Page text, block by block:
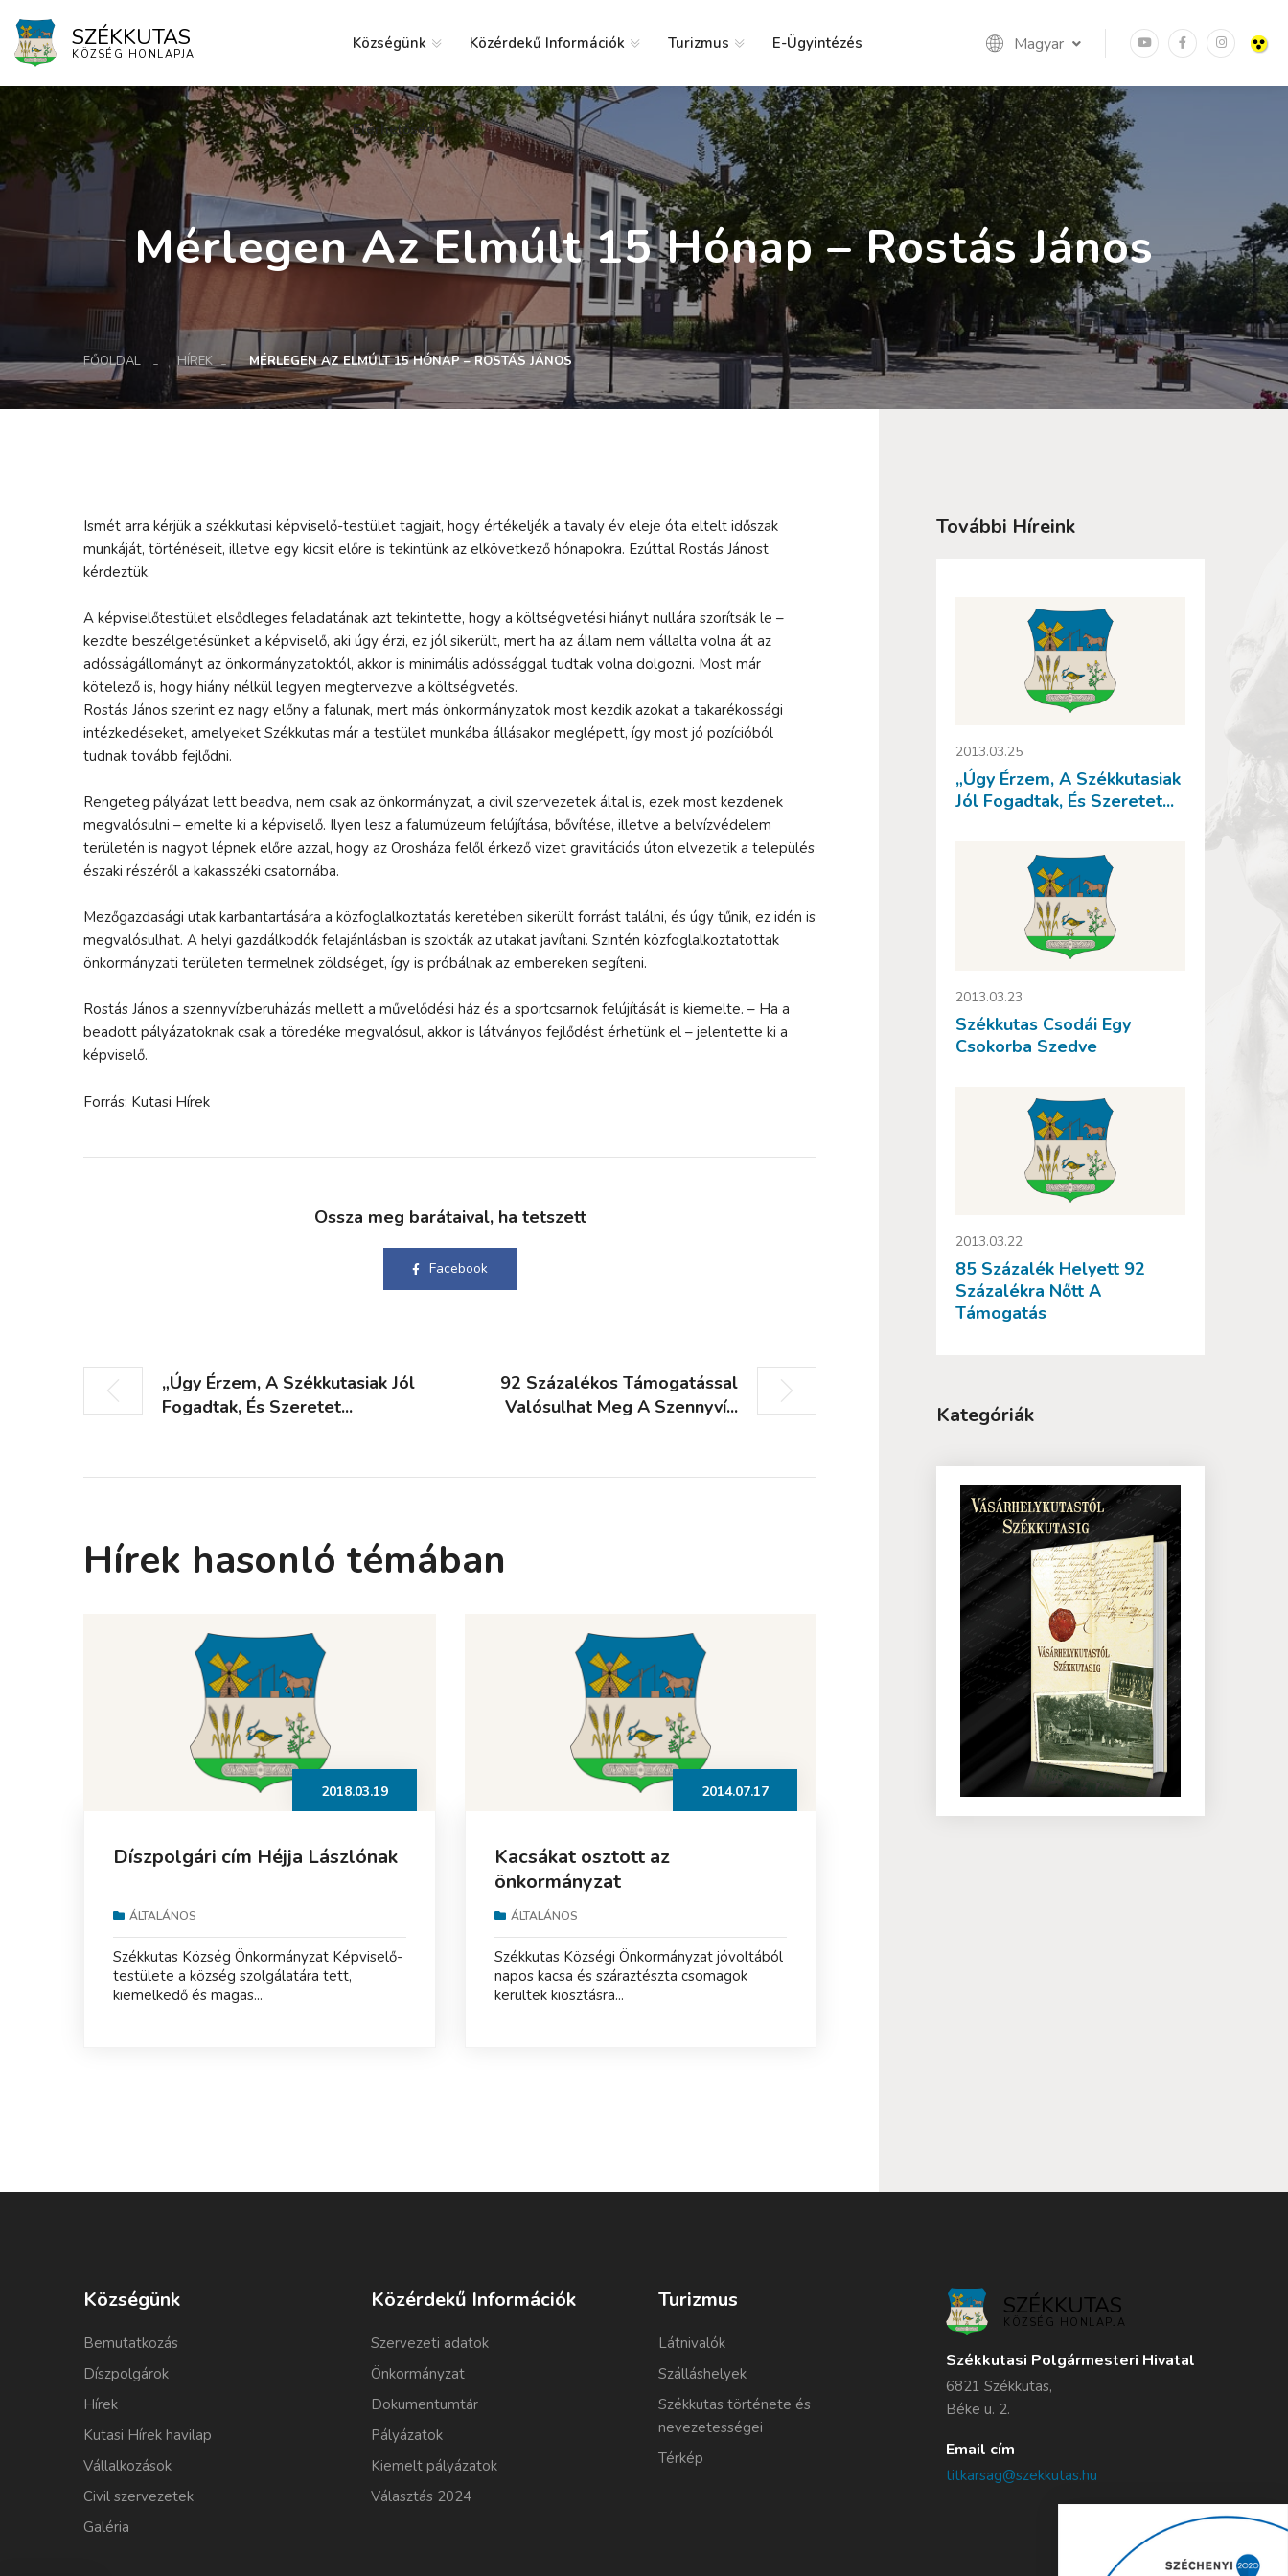
SZÉKKUTAS
KÖZSÉG HONLAPJA Magyar
Községünk Közérdekű Információk Turizmus E-Ügyintézés
Elérhetőség
Mérlegen Az Elmúlt 15 Hónap – Rostás János
FŐOLDAL HÍREK MÉRLEGEN AZ ELMÚLT 15 HÓNAP – ROSTÁS JÁNOS
Ismét arra kérjük a székkutasi képviselő-testület tagjait, hogy értékeljék a tavaly év eleje óta eltelt időszak
munkáját, történéseit, illetve egy kicsit előre is tekintünk az elkövetkező hónapokra. Ezúttal Rostás Jánost
kérdeztük.
A képviselőtestület elsődleges feladatának azt tekintette, hogy a költségvetési hiányt nullára szorítsák le –
kezdte beszélgetésünket a képviselő, aki úgy érzi, ez jól sikerült, mert ha az állam nem vállalta volna át az
adósságállományt az önkormányzatoktól, akkor is minimális adóssággal tudtak volna dolgozni. Most már
kötelező is, hogy hiány nélkül legyen megtervezve a költségvetés.
Rostás János szerint ez nagy előny a falunak, mert más önkormányzatok most kezdik azokat a takarékossági
intézkedéseket, amelyeket Székkutas már a testület munkába állásakor meglépett, így most jó pozícióból
tudnak tovább fejlődni.
Rengeteg pályázat lett beadva, nem csak az önkormányzat, a civil szervezetek által is, ezek most kezdenek
megvalósulni – emelte ki a képviselő. Ilyen lesz a falumúzeum felújítása, bővítése, illetve a belvízvédelem
területén is nagyot lépnek előre azzal, hogy az Orosháza felől érkező vizet gravitációs úton elvezetik a település
északi részéről a kakasszéki csatornába.
Mezőgazdasági utak karbantartására a közfoglalkoztatás keretében sikerült forrást találni, és úgy tűnik, ez idén is
megvalósulhat. A helyi gazdálkodók felajánlásban is szokták az utakat javítani. Szintén közfoglalkoztatottak
önkormányzati területen termelnek zöldséget, így is próbálnak az embereken segíteni.
Rostás János a szennyvízberuházás mellett a művelődési ház és a sportcsarnok felújítását is kiemelte. – Ha a
beadott pályázatoknak csak a töredéke megvalósul, akkor is látványos fejlődést érhetünk el – jelentette ki a
képviselő.
Forrás: Kutasi Hírek
Ossza meg barátaival, ha tetszett
Facebook
„Úgy Érzem, A Székkutasiak Jól
Fogadtak, És Szeretet...
92 Százalékos Támogatással
Valósulhat Meg A Szennyví...
Hírek hasonló témában
2018.03.19
Díszpolgári cím Héjja Lászlónak
ÁLTALÁNOS
Székkutas Község Önkormányzat Képviselő-
testülete a község szolgálatára tett,
kiemelkedő és magas...
2014.07.17
Kacsákat osztott az
önkormányzat
ÁLTALÁNOS
Székkutas Községi Önkormányzat jóvoltából
napos kacsa és száraztészta csomagok
kerültek kiosztásra...
További Híreink
2013.03.25
„Úgy Érzem, A Székkutasiak
Jól Fogadtak, És Szeretet...
2013.03.23
Székkutas Csodái Egy
Csokorba Szedve
2013.03.22
85 Százalék Helyett 92
Százalékra Nőtt A
Támogatás
Kategóriák
Községünk
Bemutatkozás
Díszpolgárok
Hírek
Kutasi Hírek havilap
Vállalkozások
Civil szervezetek
Galéria
Közérdekű Információk
Szervezeti adatok
Önkormányzat
Dokumentumtár
Pályázatok
Kiemelt pályázatok
Választás 2024
Turizmus
Látnivalók
Szálláshelyek
Székkutas története és
nevezetességei
Térkép
SZÉKKUTAS
KÖZSÉG HONLAPJA
Székkutasi Polgármesteri Hivatal
6821 Székkutas,
Béke u. 2.
Email cím
titkarsag@szekkutas.hu